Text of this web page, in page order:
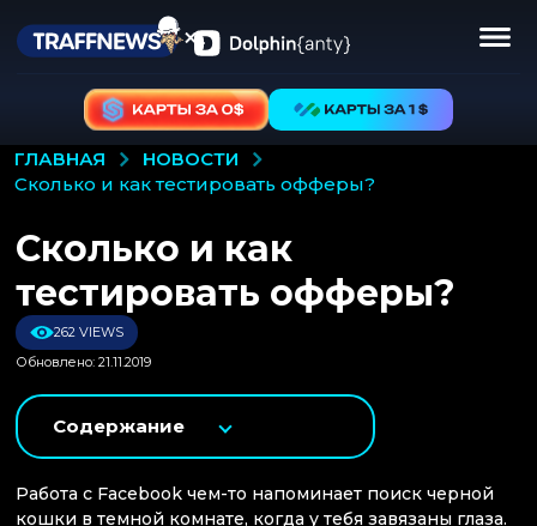
ГЛАВНАЯ
НОВОСТИ
сколько и как тестировать офферы?
Сколько и как
тестировать офферы?
262 VIEWS
Обновлено: 21.11.2019
Содержание
Работа с Facebook чем-то напоминает поиск черной
кошки в темной комнате, когда у тебя завязаны глаза.